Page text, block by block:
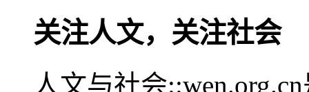
关注人文，关注社会
人文与社会